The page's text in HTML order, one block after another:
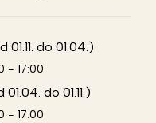
do 01.04.)
- 17:00
do 01.11.)
- 17:00